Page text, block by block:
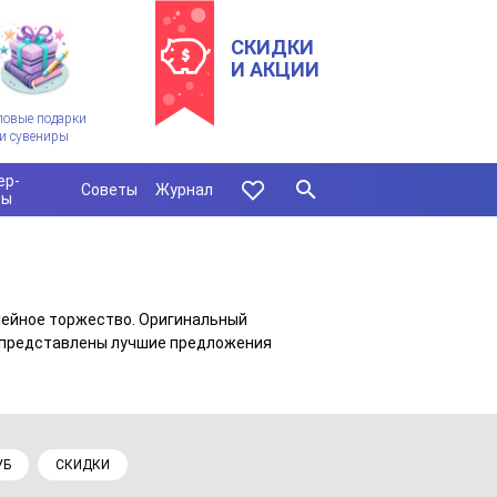
подарки
и сувениры
СКИДКИ
И АКЦИИ
Советы Журнал
торжество. Оригинальный
лучшие предложения
СКИДКИ